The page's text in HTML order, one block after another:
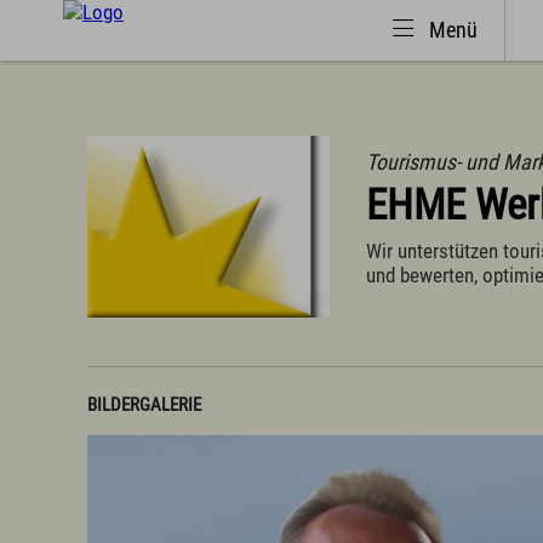
Menü
Natürlich(er)leben
Veranstaltungen
Sport und Freizeit
Branchenbuch/Marktplatz
Winter
Urlaub
Tourismus- und
EHME
Wir unterstützen
und bewerten,
BILDERGALERIE